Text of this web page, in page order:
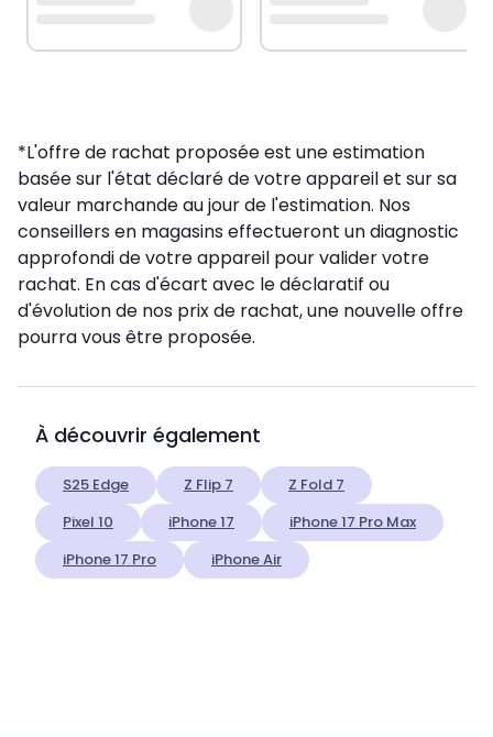
*L'offre de rachat proposée est une estimation
basée sur l'état déclaré de votre appareil et sur sa
valeur marchande au jour de l'estimation. Nos
conseillers en magasins effectueront un diagnostic
approfondi de votre appareil pour valider votre
rachat. En cas d'écart avec le déclaratif ou
d'évolution de nos prix de rachat, une nouvelle offre
pourra vous être proposée.
À découvrir également
S25 Edge Z Flip 7
Z Fold 7
Pixel 10
iPhone 17
iPhone 17 Pro Max
iPhone 17 Pro
iPhone Air